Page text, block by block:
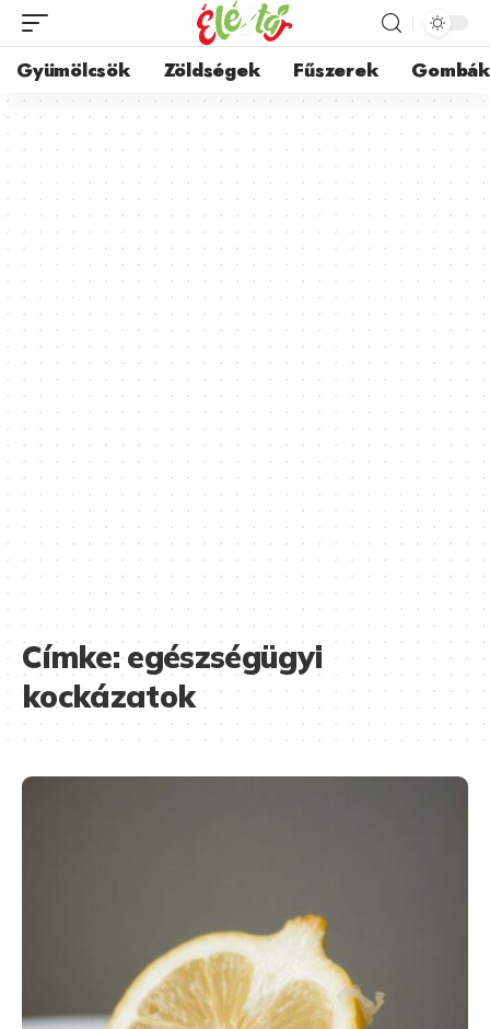
Gyümölcsök Zöldségek Fűszerek Gombák
Címke:egészségügyi
kockázatok